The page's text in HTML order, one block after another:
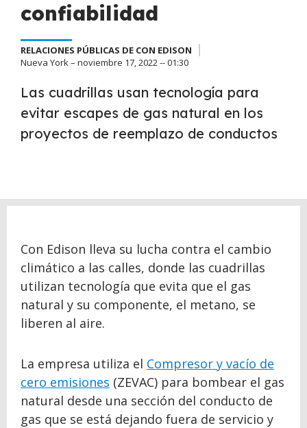
confiabilidad
RELACIONES PÚBLICAS DE CON EDISON
Nueva York – noviembre 17, 2022 -- 01:30
Las cuadrillas usan tecnología para
evitar escapes de gas natural en los
proyectos de reemplazo de conductos
Con Edison lleva su lucha contra el cambio
climático a las calles, donde las cuadrillas
utilizan tecnología que evita que el gas
natural y su componente, el metano, se
liberen al aire.
La empresa utiliza el Compresor y vacío de
cero emisiones (ZEVAC) para bombear el gas
natural desde una sección del conducto de
gas que se está dejando fuera de servicio y